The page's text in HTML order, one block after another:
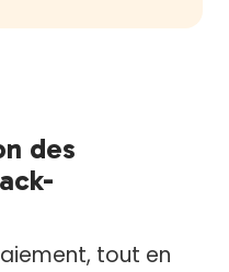
des
tout en